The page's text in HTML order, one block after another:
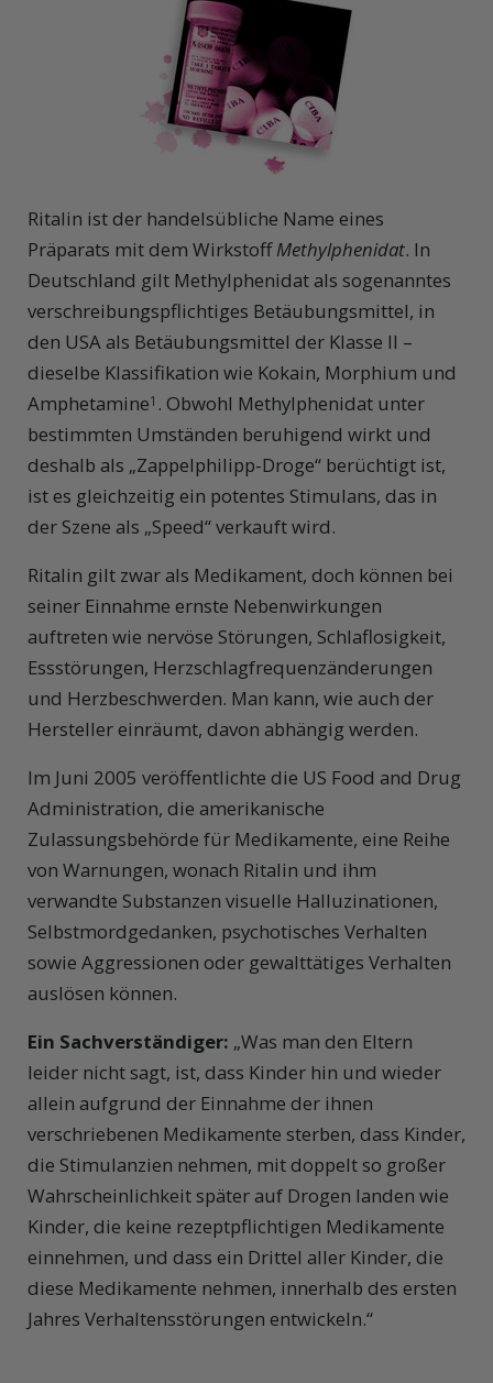
Ritalin ist der handelsübliche Name eines
Präparats mit dem WirkstoffMethylphenidat. In
Deutschland gilt Methylphenidat als sogenanntes
verschreibungspflichtiges Betäubungsmittel, in
den USA als Betäubungsmittel der Klasse II –
dieselbe Klassifikation wie Kokain, Morphium und
Amphetamine1 . Obwohl Methylphenidat unter
bestimmten Umständen beruhigend wirkt und
deshalb als „Zappelphilipp-Droge“ berüchtigt ist,
ist es gleichzeitig ein potentes Stimulans, das in
der Szene als „Speed“ verkauft wird.
Ritalin gilt zwar als Medikament, doch können bei
seiner Einnahme ernste Nebenwirkungen
auftreten wie nervöse Störungen, Schlaflosigkeit,
Essstörungen, Herzschlagfrequenzänderungen
und Herzbeschwerden. Man kann, wie auch der
Hersteller einräumt, davon abhängig werden.
Im Juni 2005 veröffentlichte die US Food and Drug
Administration, die amerikanische
Zulassungsbehörde für Medikamente, eine Reihe
von Warnungen, wonach Ritalin und ihm
verwandte Substanzen visuelle Halluzinationen,
Selbstmordgedanken, psychotisches Verhalten
sowie Aggressionen oder gewalttätiges Verhalten
auslösen können.
Ein Sachverständiger: „Was man den Eltern
leider nicht sagt, ist, dass Kinder hin und wieder
allein aufgrund der Einnahme der ihnen
verschriebenen Medikamente sterben, dass Kinder,
die Stimulanzien nehmen, mit doppelt so großer
Wahrscheinlichkeit später auf Drogen landen wie
Kinder, die keine rezeptpflichtigen Medikamente
einnehmen, und dass ein Drittel aller Kinder, die
diese Medikamente nehmen, innerhalb des ersten
Jahres Verhaltensstörungen entwickeln.“